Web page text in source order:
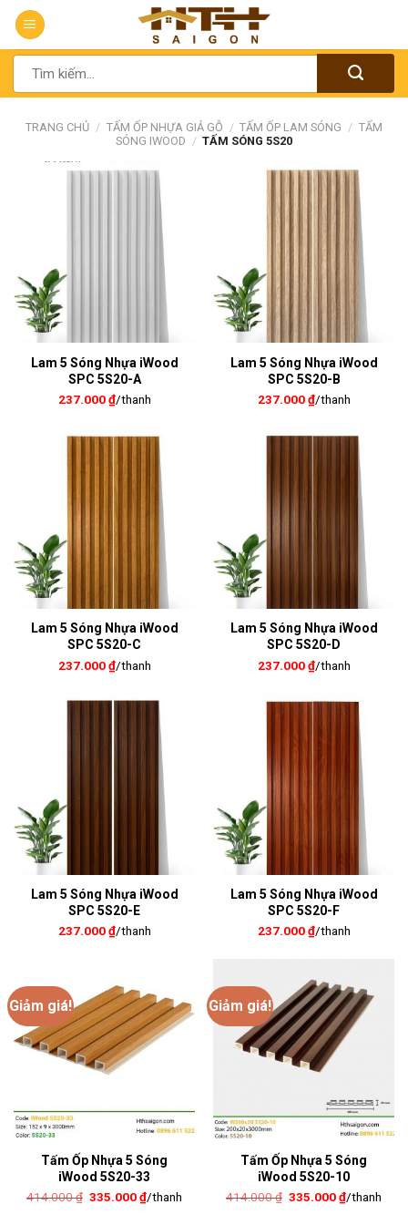
Chuyển
đến
nộiTìm
kiếm:
TRANG CHỦ / TẤM ỐP NHỰA GIẢ GỖ / TẤM ỐP LAM SÓNG / TẤM
SÓNG IWOOD / TẤM SÓNG 5S20
Lam 5 Sóng Nhựa iWood
SPC 5S20-A
237.000₫/thanh
Lam 5 Sóng Nhựa iWood
SPC 5S20-B
237.000₫/thanh
Lam 5 Sóng Nhựa iWood
SPC 5S20-C
237.000₫/thanh
Lam 5 Sóng Nhựa iWood
SPC 5S20-D
237.000₫/thanh
Lam 5 Sóng Nhựa iWood
SPC 5S20-E
237.000₫/thanh
Lam 5 Sóng Nhựa iWood
SPC 5S20-F
237.000₫/thanh
Giảm giá!
Tấm Ốp Nhựa 5 Sóng
iWood 5S20-33
414.000₫ Giá
335.000₫Giá
/thanh
Giảm giá!
Tấm Ốp Nhựa 5 Sóng
iWood 5S20-10
414.000₫ Giá
335.000₫Giá
/thanh